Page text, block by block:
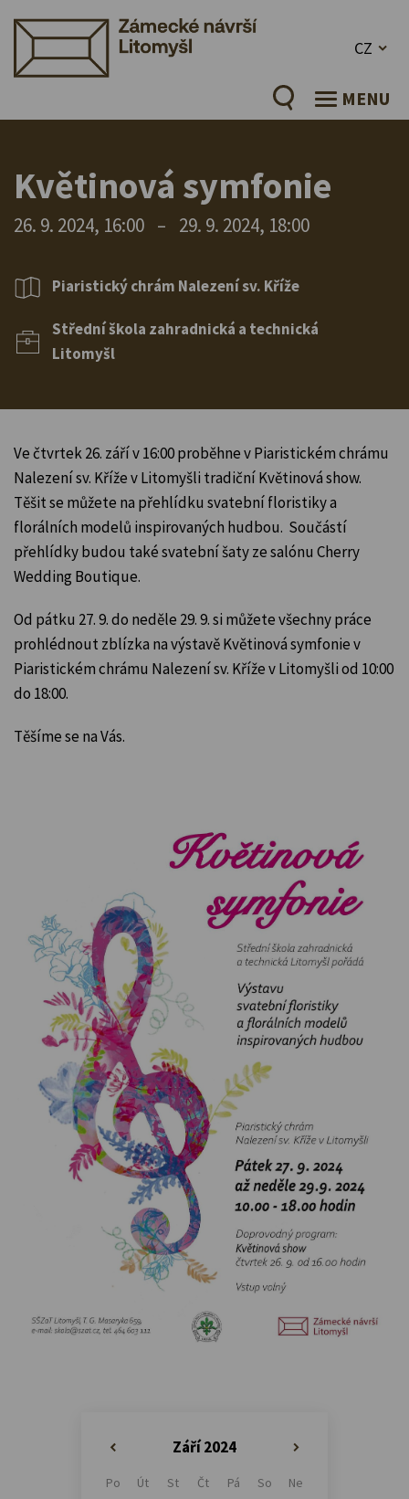
CZ
MENU
Květinová symfonie
26. 9. 2024, 16:00 – 29. 9. 2024, 18:00
Piaristický chrám Nalezení sv. Kříže
Střední škola zahradnická a technická
Litomyšl
Ve čtvrtek 26. září v 16:00 proběhne v Piaristickém chrámu
Nalezení sv. Kříže v Litomyšli tradiční Květinová show.
Těšit se můžete na přehlídku svatební floristiky a
florálních modelů inspirovaných hudbou. Součástí
přehlídky budou také svatební šaty ze salónu Cherry
Wedding Boutique.
Od pátku 27. 9. do neděle 29. 9. si můžete všechny práce
prohlédnout zblízka na výstavě Květinová symfonie v
Piaristickém chrámu Nalezení sv. Kříže v Litomyšli od 10:00
do 18:00.
Těšíme se na Vás.
Září 2024
Po Út St Čt Pá So
Ne